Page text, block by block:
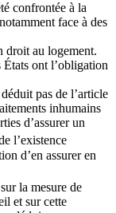
confrontée à la
face à des
droit au logement.
ont l’obligation
pas de l’article
inhumains
d’assurer un
l’existence
d’en assurer en
la mesure de
et sur cette